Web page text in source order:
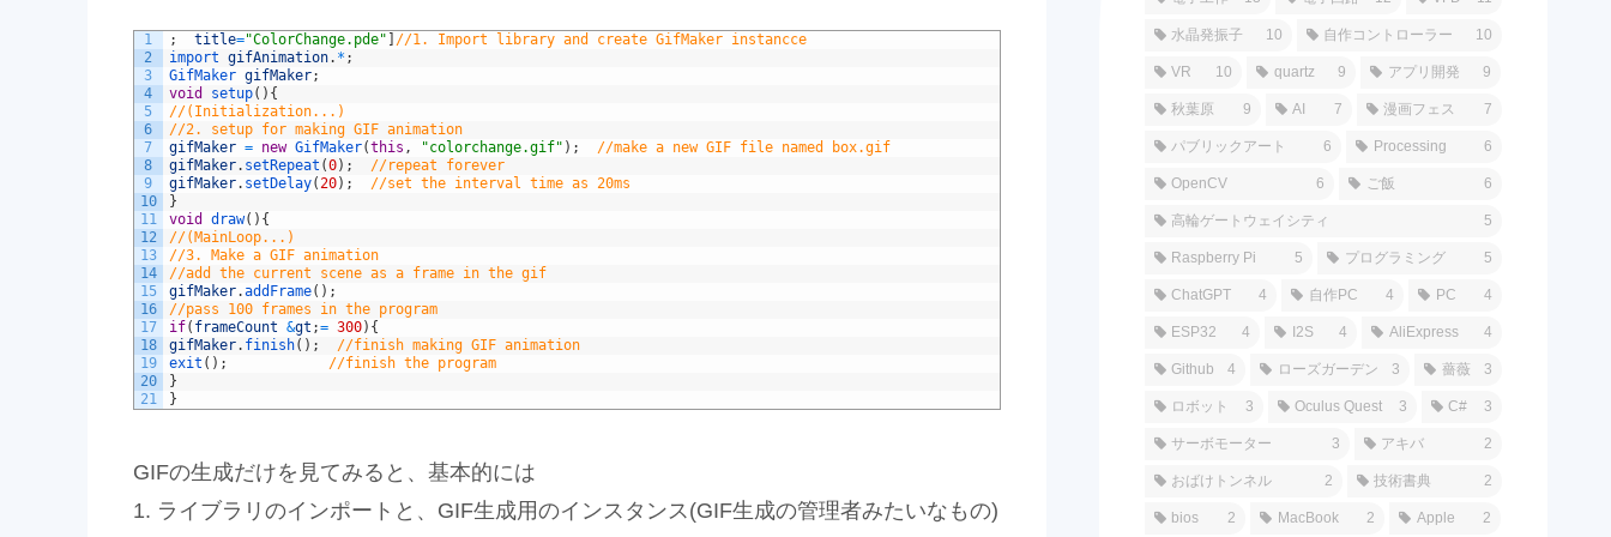
1
2
3
4
5
6
7
8
9
10
11
12
13
14
15
16
17
18
19
20
21
; title="ColorChange.pde"
//1. Import library and create GifMaker instancce
import gifAnimation. * ;
GifMaker gifMaker;
void
setup( ) {
//(Initialization...)
//2. setup for making GIF animation
gifMaker = new GifMaker(this , "colorchange.gif" ) ;
//make a new GIF file named box.gif
gifMaker. setRepeat (0) ;
//repeat forever
gifMaker. setDelay(20) ;
//set the interval time as 20ms
}
void
draw( ) {
//(MainLoop...)
//3. Make a GIF animation
//add the current scene as a frame in the gif
gifMaker.addFrame( ) ;
//pass 100 frames in the program
if( frameCount &gt ;= 300) {
gifMaker. finish( ) ;
//finish making GIF animation
exit ( ) ;
//finish the program
}
}
GIFの生成だけを見てみると、基本的には
1. ライブラリのインポートと、GIF生成用のインスタンス(GIF生成の管理者みたいなもの)
水晶発振子 10 自作コントローラー 10
VR 10 quartz 9 アプリ開発 9
秋葉原 9 AI 7 漫画フェス 7
パブリックアート 6 Processing 6
OpenCV 6 ご飯 6
高輪ゲートウェイシティ 5
Raspberry Pi 5 プログラミング 5
ChatGPT 4 自作PC 4 PC 4
ESP32 4 I2S 4 AliExpress 4
Github 4 ローズガーデン 3 薔薇 3
ロボット 3 Oculus Quest 3 C# 3
サーボモーター 3 アキバ 2
おばけトンネル 2 技術書典 2
bios 2 MacBook 2 Apple 2